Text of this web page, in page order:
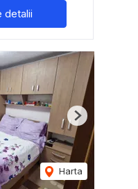
detalii
Harta
Next